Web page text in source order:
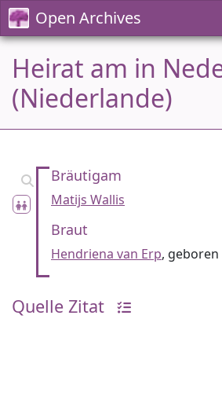
Open Archives
Heirat am in
(Niederlande)
Bräutigam
Matijs Wallis
Braut
Hendriena van Erp, geboren
Quelle Zitat